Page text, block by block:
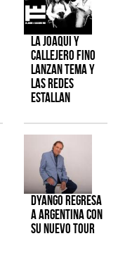
La Joaqui y
Callejero Fino
lanzan tema y
las redes
estallan
Dyango regresa
a Argentina con
su nuevo tour